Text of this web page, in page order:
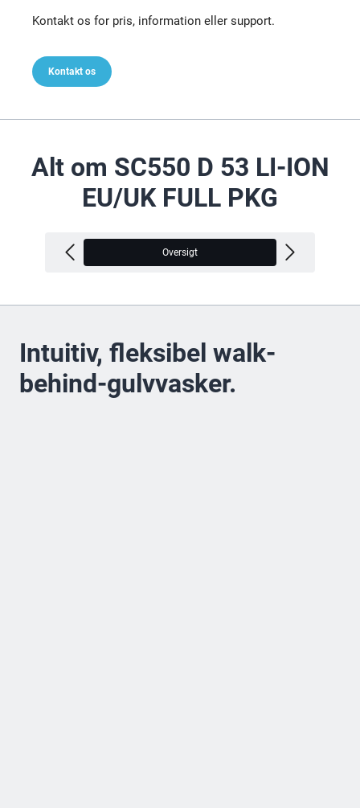
Kontakt os for pris, information eller support.
Kontakt os
Alt om SC550 D 53 LI-ION
EU/UK FULL PKG
Oversigt
Intuitiv, fleksibel walk-
behind-gulvvasker.